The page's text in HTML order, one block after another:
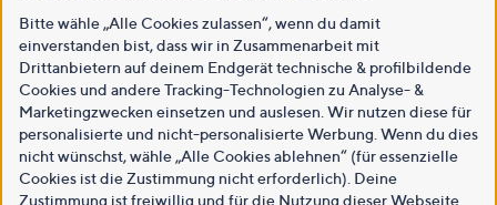
Bitte wähle „Alle Cookies zulassen“, wenn du damit
einverstanden bist, dass wir in Zusammenarbeit mit
Drittanbietern auf deinem Endgerät technische & profilbildende
Cookies und andere Tracking-Technologien zu Analyse- &
Marketingzwecken einsetzen und auslesen. Wir nutzen diese für
personalisierte und nicht-personalisierte Werbung. Wenn du dies
nicht wünschst, wähle „Alle Cookies ablehnen“ (für essenzielle
Cookies ist die Zustimmung nicht erforderlich). Deine
Zustimmung ist freiwillig und für die Nutzung dieser Webseite